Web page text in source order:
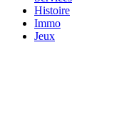
Histoire
Immo
Jeux